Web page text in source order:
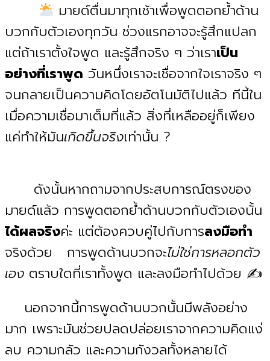
มายด์ตื่นมาทุกเช้าเพื่อพูดตอกย้ำด้าน
บวกกับตัวเองทุกวัน ช่วงแรกอาจจะรู้สึกแปลก
แต่ถ้าเราตั้งใจพูด และรู้สึกจริง ๆ ว่าเราเป็น
อย่างที่เราพูด วันหนึ่งเราจะเชื่อจากใจเราจริง ๆ
จนกลายเป็นความคิดโดยอัตโนมัติไปแล้ว ทีนี้ใน
เมื่อความเชื่อมาเต็มที่แล้ว สิ่งที่เหลืออยู่ก็เพียง
แค่ทำให้มันเกิดขึ้นจริงเท่านั้น ?
ดังนั้นหากถามจากประสบการณ์ตรงของ
มายด์แล้ว การพูดตอกย้ำด้านบวกกับตัวเองนั้น
ได้ผลจริงค่ะ แต่ต้องควบคู่ไปกับการลงมือทำ
จริงด้วย การพูดด้านบวกจะไม่ใช่การหลอกตัว
เอง ตราบใดที่เราทั้งพูด และลงมือทำไปด้วย ✍️
นอกจากนี้การพูดด้านบวกนั้นมีพลังอย่าง
มาก เพราะมันช่วยปลดปล่อยเราจากความคิดแง่
ลบ ความกลัว และความกังวลทั้งหลายได้